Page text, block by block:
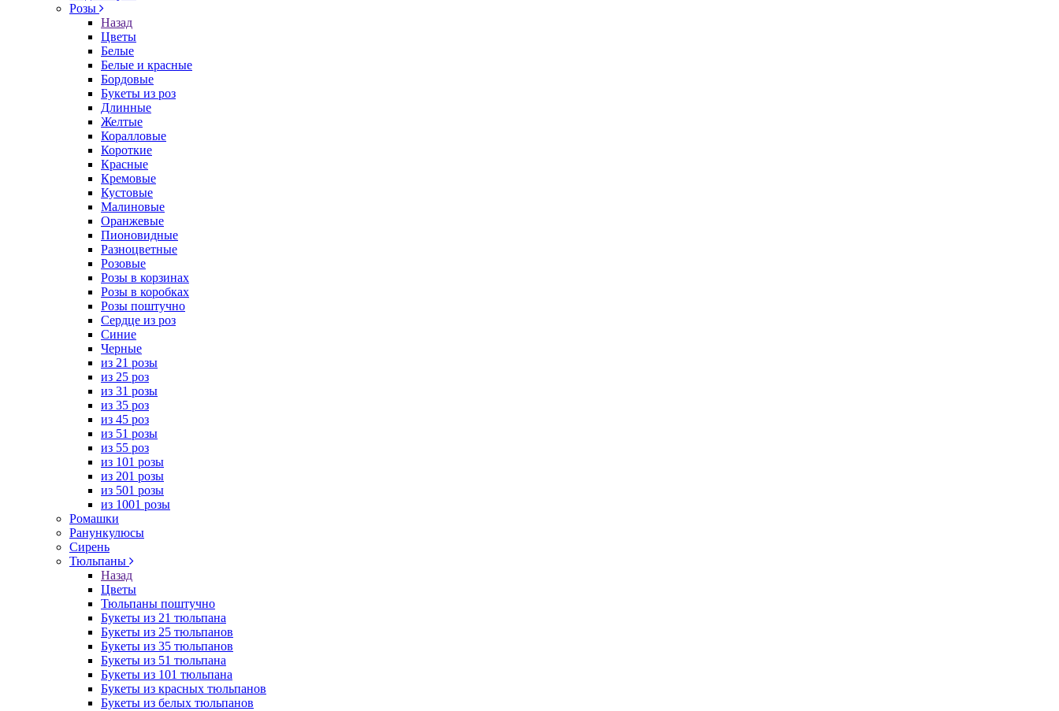
Розы
Назад
Цветы
Белые
Белые и красные
Бордовые
Букеты из роз
Длинные
Желтые
Коралловые
Короткие
Красные
Кремовые
Кустовые
Малиновые
Оранжевые
Пионовидные
Разноцветные
Розовые
Розы в корзинах
Розы в коробках
Розы поштучно
Сердце из роз
Синие
Черные
из 21 розы
из 25 роз
из 31 розы
из 35 роз
из 45 роз
из 51 розы
из 55 роз
из 101 розы
из 201 розы
из 501 розы
из 1001 розы
Ромашки
Ранункулюсы
Сирень
Тюльпаны
Назад
Цветы
Тюльпаны поштучно
Букеты из 21 тюльпана
Букеты из 25 тюльпанов
Букеты из 35 тюльпанов
Букеты из 51 тюльпана
Букеты из 101 тюльпана
Букеты из красных тюльпанов
Букеты из белых тюльпанов